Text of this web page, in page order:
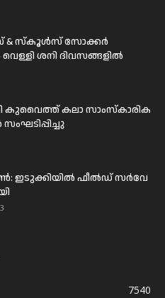
& സ്കൂൾസ് സോക്കർ
ശനി ദിവസങ്ങളിൽ
കുവൈത്ത് കലാ സാംസ്കാരിക
ഫീല്‍ഡ് സര്‍വേ
7540